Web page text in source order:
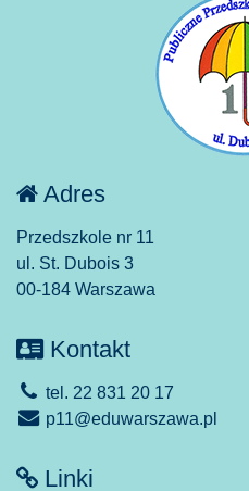
Adres
Przedszkole nr 11
ul. St. Dubois 3
00-184 Warszawa
Kontakt
tel. 22 831 20 17
p11@eduwarszawa.pl
Linki